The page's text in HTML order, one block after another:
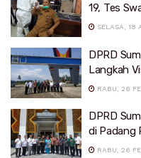
19, Tes
SELASA, 18
DPRD
Langkah
RABU, 26
DPRD
di Padang
RABU, 26